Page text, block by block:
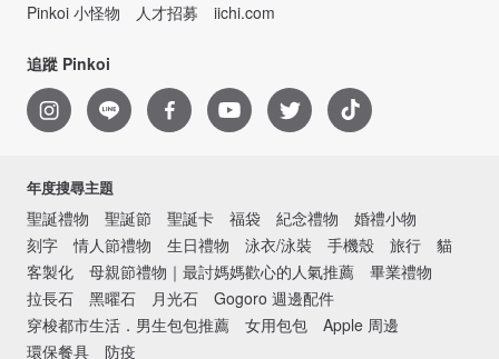
Pinkoi 小怪物
人才招募 iichi.com
追蹤 Pinkoi
年度搜尋主題
聖誕禮物 聖誕節 聖誕卡 福袋 紀念禮物
婚禮小物
刻字
情人節禮物 生日禮物 泳衣/泳裝 手機殼 旅行
貓
客製化
母親節禮物｜最討媽媽歡心的人氣推薦
畢業禮物
拉長石
黑曜石 月光石
Gogoro 週邊配件
穿梭都市生活．男生包包推薦
女用包包
Apple 周邊
環保餐具
防疫